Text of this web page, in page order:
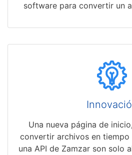
software para convertir un
Una nueva página de
convertir archivos en
una API de Zamzar son solo